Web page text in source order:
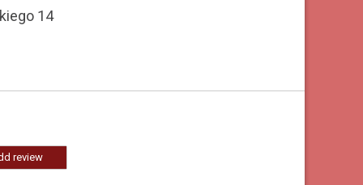
14
review